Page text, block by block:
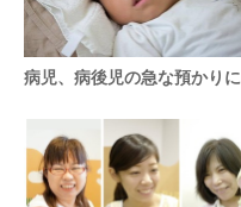
病児、病後児の急な預かりに